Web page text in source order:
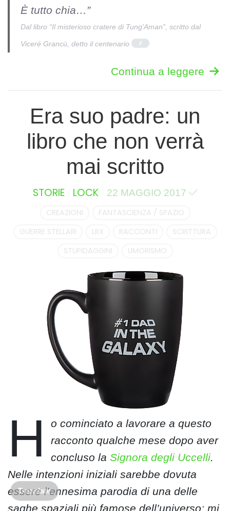
È tutto chia…”
Dal libro “Il misterioso cratere di Tung’Aman”, scritto dal
Viceré Grancù, detto il centenario 2
Continua a leggere
Era suo padre: un
libro che non verrà
mai scritto
STORIE LOCK 22 MAGGIO 2017
CREAZIONI
FANTASCIENZA / SPAZIO
GUERRE STELLARI
LRX RACCONTI
SCRITTURA
STUPIDAGGINI
UMORISMO
H
o cominciato a lavorare a questo
racconto qualche mese dopo aver
concluso laSignora degli Uccelli.
Nelle intenzioni iniziali sarebbe dovuta
essere l’ennesima parodia di una delle
saghe spaziali più famose dell’universo: mi
Translate